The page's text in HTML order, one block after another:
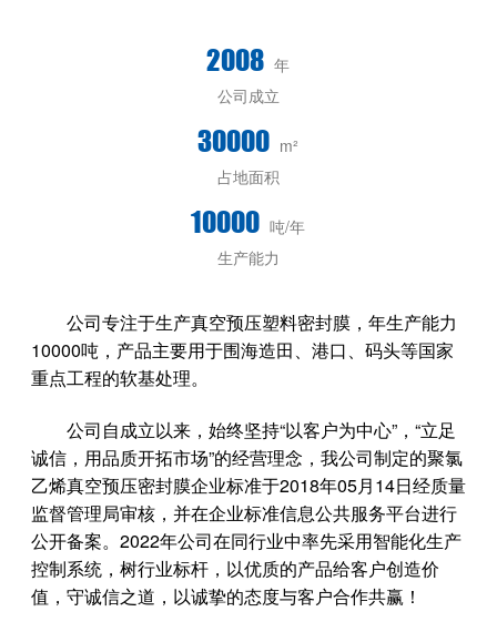
2008 年
公司成立
30000 m²
占地面积
10000 吨/年
生产能力
公司专注于生产真空预压塑料密封膜，年生产能力
10000吨，产品主要用于围海造田、港口、码头等国家
重点工程的软基处理。
公司自成立以来，始终坚持“以客户为中心”，“立足
诚信，用品质开拓市场”的经营理念，我公司制定的聚氯
乙烯真空预压密封膜企业标准于2018年05月14日经质量
监督管理局审核，并在企业标准信息公共服务平台进行
公开备案。2022年公司在同行业中率先采用智能化生产
控制系统，树行业标杆，以优质的产品给客户创造价
值，守诚信之道，以诚挚的态度与客户合作共赢！